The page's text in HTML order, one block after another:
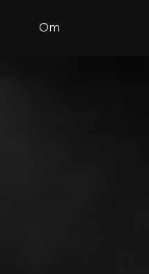
Om